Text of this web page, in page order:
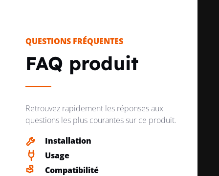
QUESTIONS FRÉQUENTES
FAQ produit
Retrouvez rapidement les réponses aux
questions les plus courantes sur ce produit.
Installation
Usage
Compatibilité